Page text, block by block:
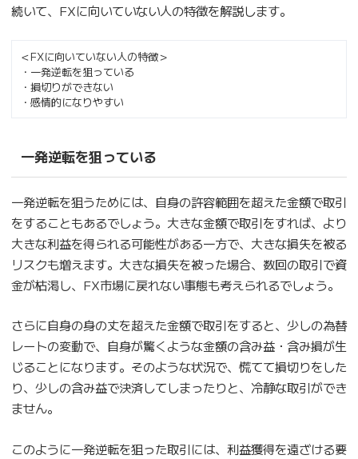
続いて、FXに向いていない人の特徴を解説します。
＜FXに向いていない人の特徴＞
・一発逆転を狙っている
・損切りができない
・感情的になりやすい
一発逆転を狙っている
一発逆転を狙うためには、自身の許容範囲を超えた金額で取引
をすることもあるでしょう。大きな金額で取引をすれば、より
大きな利益を得られる可能性がある一方で、大きな損失を被る
リスクも増えます。大きな損失を被った場合、数回の取引で資
金が枯渇し、FX市場に戻れない事態も考えられるでしょう。
さらに自身の身の丈を超えた金額で取引をすると、少しの為替
レートの変動で、自身が驚くような金額の含み益・含み損が生
じることになります。そのような状況で、慌てて損切りをした
り、少しの含み益で決済してしまったりと、冷静な取引ができ
ません。
このように一発逆転を狙った取引には、利益獲得を遠ざける要